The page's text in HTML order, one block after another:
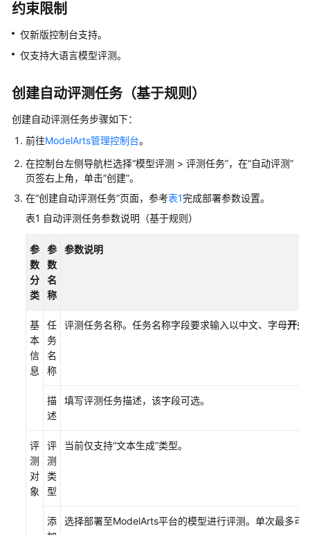
速
入
数
据
准
备
模
型
开
发
模
型
训
练
推
理
部
评
测
比
约束限制
仅新版控制台支持。
仅支持大语言模型评测。
创建自动评测任务（基于规则）
创建自动评测任务步骤如下：
前往ModelArts管理控制台。
在控制台左侧导航栏选择“模型评测 > 评测任务”，在“自动评测”
页签右上角，单击“创建”。
在“创建自动评测任务”页面，参考表1完成部署参数设置。
表1 自动评测任务参数说明（基于规则）
参
数
分
类
参
数
名
称
参数说明
基
本
信
息
任
务
名
称
评测任务名称。任务名称字段要求输入以中文、字母开头
描
述
填写评测任务描述，该字段可选。
评
测
对
象
评
测
类
型
当前仅支持“文本生成”类型。
添
选择部署至ModelArts平台的模型进行评测。单次最多可